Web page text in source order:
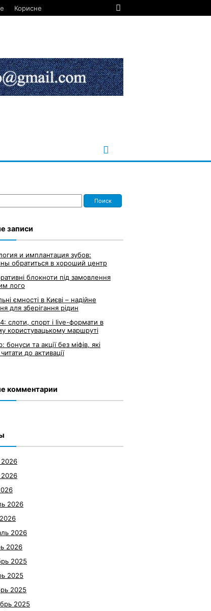
Корисне
записи
и имплантация зубов:
обратиться в хороший центр
блокноти під замовлення
лого
ємності в Києві – надійне
для зберігання рідин
слоти, спорт і live-формати в
користувацькому маршруті
бонуси та акції без міфів, які
до активації
комментарии
2026
2026
2026
2025
2025
2025
2025